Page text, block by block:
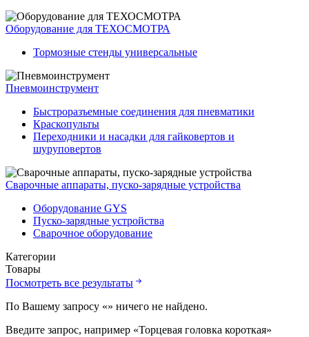
Оборудование для ТЕХОСМОТРА
Тормозные стенды универсальные
Пневмоинструмент
Быстроразъемные соединения для пневматики
Краскопульты
Переходники и насадки для гайковертов и
шуруповертов
Сварочные аппараты, пуско-зарядные устройства
Оборудование GYS
Пуско-зарядные устройства
Сварочное оборудование
Категории
Товары
Посмотреть все результаты
По Вашему запросу «» ничего не найдено.
Введите запрос, например «Торцевая головка короткая»